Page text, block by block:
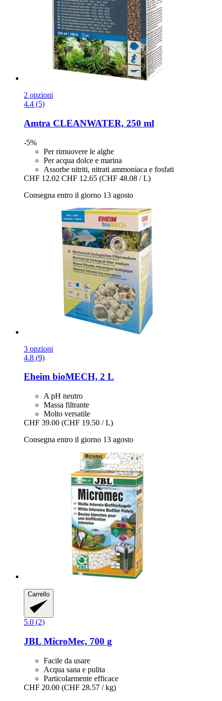
2 opzioni
4.4 (5)
Amtra CLEANWATER, 250 ml
-5%
Per rimuovere le alghe
Per acqua dolce e marina
Assorbe nitriti, nitrati ammoniaca e fosfati
CHF 12.02 CHF 12.65 (CHF 48.08 / L)
Consegna entro il giorno 13 agosto
3 opzioni
4.8 (9)
Eheim bioMECH, 2 L
A pH neutro
Massa filtrante
Molto versatile
CHF 39.00 (CHF 19.50 / L)
Consegna entro il giorno 13 agosto
Carrello
5.0 (2)
JBL MicroMec, 700 g
Facile da usare
Acqua sana e pulita
Particolarmente efficace
CHF 20.00 (CHF 28.57 / kg)